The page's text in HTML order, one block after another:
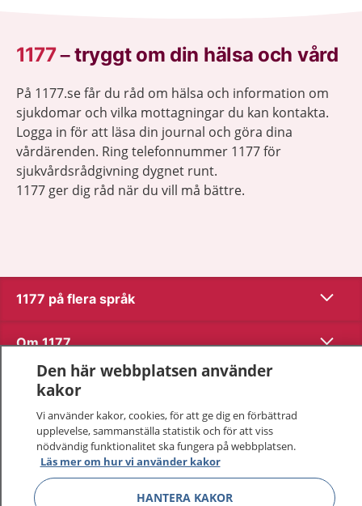
1177–tryggt om din hälsa och vård
På 1177.se får du råd om hälsa och information om
sjukdomar och vilka mottagningar du kan kontakta.
Logga in för att läsa din journal och göra dina
vårdärenden. Ring telefonnummer 1177 för
sjukvårdsrådgivning dygnet runt.
1177 ger dig råd när du vill må bättre.
1177 på flera språk Visa
Om 1177 Visa
Kontakt
Behandling av personuppgifter
Hantering av kakor
Den här webbplatsen använder
kakor
Vi använder kakor, cookies, för att ge dig en förbättrad
upplevelse, sammanställa statistik och för att viss
nödvändig funktionalitet ska fungera på webbplatsen.
Läs mer om hur vi använder kakor
HANTERA KAKOR